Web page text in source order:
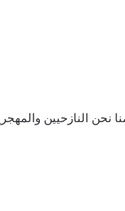
النازحيين